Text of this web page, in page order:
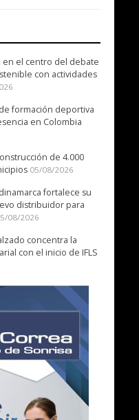
en el centro del debate
con actividades
formación deportiva
en Colombia
de 4.000
05/08/2026
fortalece su
distribuidor para
08/2026
concentra la
con el inicio de IFLS